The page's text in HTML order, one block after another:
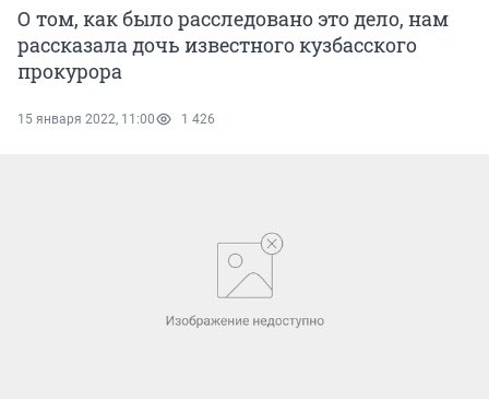
О том, как было расследовано это дело, нам
рассказала дочь известного кузбасского
прокурора
15 января 2022, 11:00 1 426